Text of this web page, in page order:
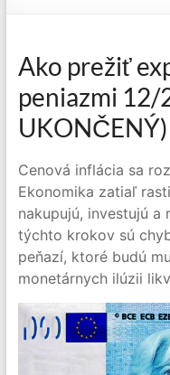
Ako prežiť
peniazmi 12/
UKONČENÝ)
Cenová inflácia sa
Ekonomika zatiaľ
nakupujú, investujú
týchto krokov sú
peňazí, ktoré budú
monetárnych ilúzii